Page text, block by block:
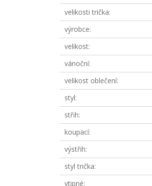
velikosti trička
výrobce
velikost
vánoční
velikost oblečení
styl
střih
koupací
výstřih
styl trička
vtipné